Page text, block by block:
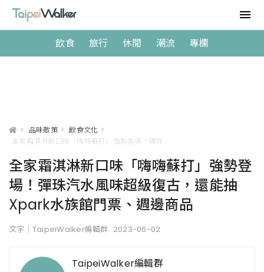
飲食 旅行 休閒 潮流 專欄
> 品味散策 > 飲食文化 >
全家霜淇淋新口味「嗨嗨蘇打」強勢登
場！彈珠汽水風味超級復古，還能抽
Xpark水族館門票、週邊商品
文字｜TaipeiWalker編輯群 2023-06-02
TaipeiWalker編輯群